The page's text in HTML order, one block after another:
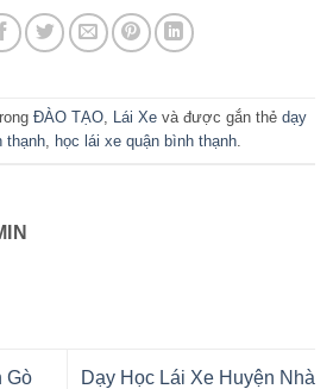
ĐÀO TẠO Lái Xe và được gắn thẻ dạy
thạnh, học lái xe quận bình thạnh.
Gò
Dạy Học Lái Xe Huyện Nhà